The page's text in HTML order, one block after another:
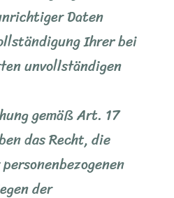
Daten
Ihrer bei
unvollständigen
gemäß Art. 17
das Recht, die
der